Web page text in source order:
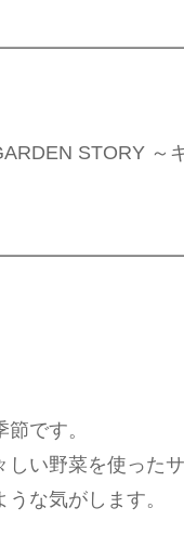
STORY ～
です。
しい野菜を使った
な気がします。